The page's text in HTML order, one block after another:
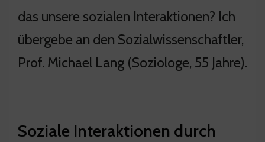
das unsere sozialen Interaktionen? Ich
übergebe an den Sozialwissenschaftler,
Prof. Michael Lang (Soziologe, 55 Jahre).
Soziale Interaktionen durch